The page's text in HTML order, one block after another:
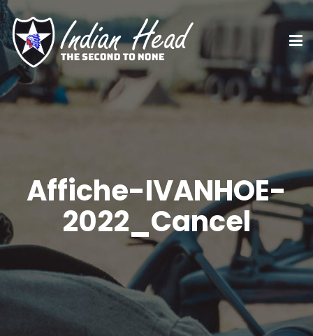
Affiche-IVANHOE-
2022_Cancel